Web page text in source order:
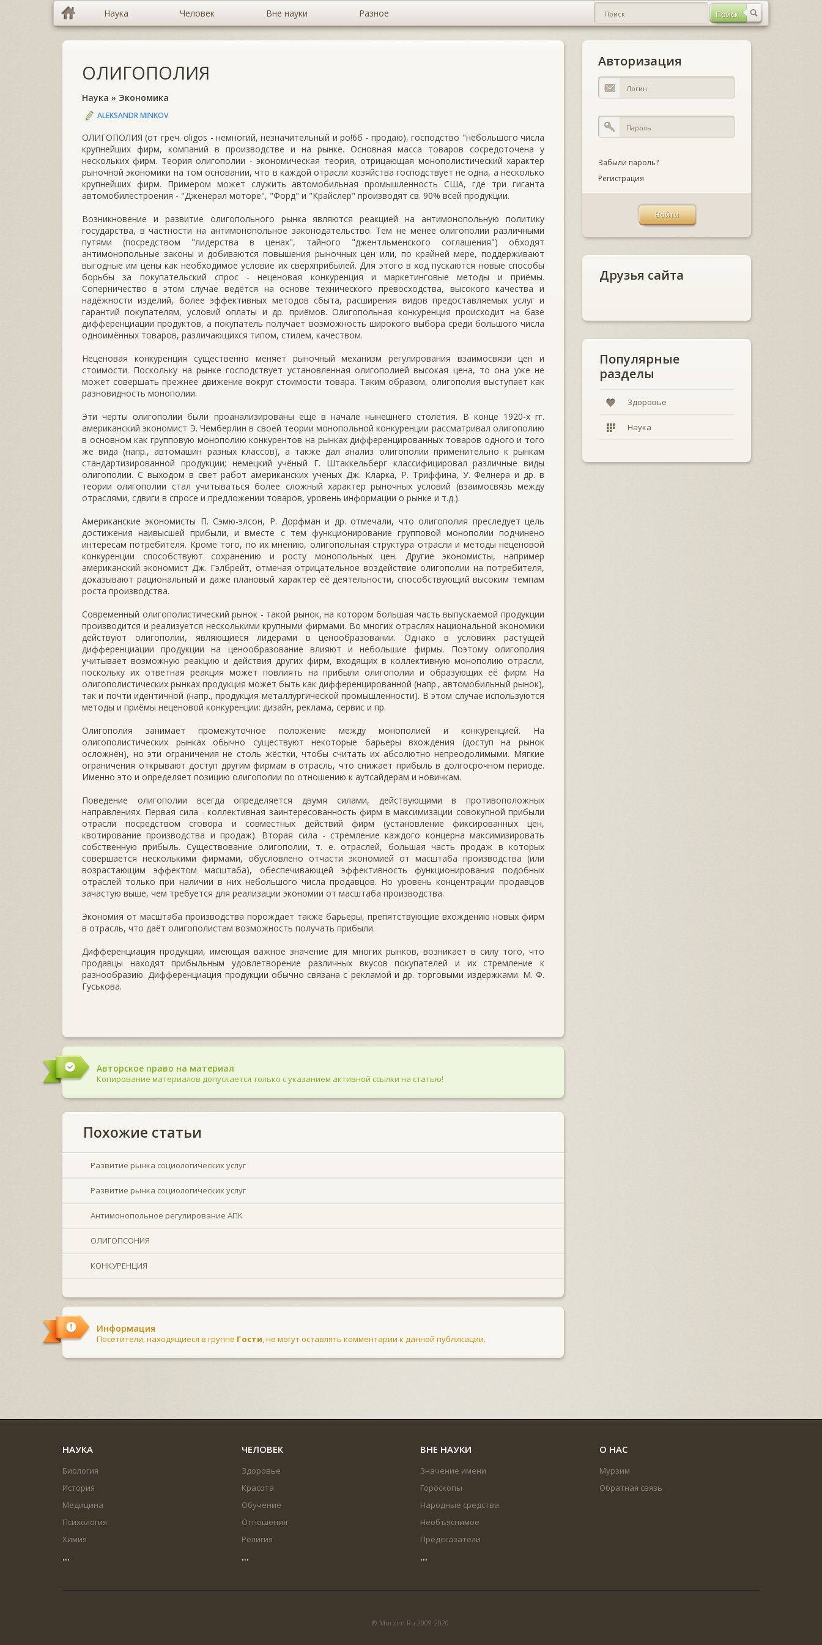
Наука Человек Вне науки Разное
ОЛИГОПОЛИЯ
Наука » Экономика
ALEKSANDR MINKOV
ОЛИГОПОЛИЯ (от греч. oligos - немногий, незначительный и ро!6б - продаю), господство "небольшого числа
крупнейших фирм, компаний в производстве и на рынке. Основная масса товаров сосредоточена у
нескольких фирм. Теория олигополии - экономическая теория, отрицающая монополистический характер
рыночной экономики на том основании, что в каждой отрасли хозяйства господствует не одна, а несколько
крупнейших фирм. Примером может служить автомобильная промышленность США, где три гиганта
автомобилестроения - "Дженерал моторе", "Форд" и "Крайслер" производят св. 90% всей продукции.
Возникновение и развитие олигопольного рынка являются реакцией на антимонопольную политику
государства, в частности на антимонопольное законодательство. Тем не менее олигополии различными
путями (посредством "лидерства в ценах", тайного "джентльменского соглашения") обходят
антимонопольные законы и добиваются повышения рыночных цен или, по крайней мере, поддерживают
выгодные им цены как необходимое условие их сверхприбылей. Для этого в ход пускаются новые способы
борьбы за покупательский спрос - неценовая конкуренция и маркетинговые методы и приёмы.
Соперничество в этом случае ведётся на основе технического превосходства, высокого качества и
надёжности изделий, более эффективных методов сбыта, расширения видов предоставляемых услуг и
гарантий покупателям, условий оплаты и др. приёмов. Олигопольная конкуренция происходит на базе
дифференциации продуктов, а покупатель получает возможность широкого выбора среди большого числа
одноимённых товаров, различающихся типом, стилем, качеством.
Неценовая конкуренция существенно меняет рыночный механизм регулирования взаимосвязи цен и
стоимости. Поскольку на рынке господствует установленная олигополией высокая цена, то она уже не
может совершать прежнее движение вокруг стоимости товара. Таким образом, олигополия выступает как
разновидность монополии.
Эти черты олигополии были проанализированы ещё в начале нынешнего столетия. В конце 1920-х гг.
американский экономист Э. Чемберлин в своей теории монопольной конкуренции рассматривал олигополию
в основном как групповую монополию конкурентов на рынках дифференцированных товаров одного и того
же вида (напр., автомашин разных классов), а также дал анализ олигополии применительно к рынкам
стандартизированной продукции; немецкий учёный Г. Штаккельберг классифицировал различные виды
олигополии. С выходом в свет работ американских учёных Дж. Кларка, Р. Триффина, У. Фелнера и др. в
теории олигополии стал учитываться более сложный характер рыночных условий (взаимосвязь между
отраслями, сдвиги в спросе и предложении товаров, уровень информации о рынке и т.д.).
Американские экономисты П. Сэмю-элсон, Р. Дорфман и др. отмечали, что олигополия преследует цель
достижения наивысшей прибыли, и вместе с тем функционирование групповой монополии подчинено
интересам потребителя. Кроме того, по их мнению, олигопольная структура отрасли и методы неценовой
конкуренции способствуют сохранению и росту монопольных цен. Другие экономисты, например
американский экономист Дж. Гэлбрейт, отмечая отрицательное воздействие олигополии на потребителя,
доказывают рациональный и даже плановый характер её деятельности, способствующий высоким темпам
роста производства.
Современный олигополистический рынок - такой рынок, на котором большая часть выпускаемой продукции
производится и реализуется несколькими крупными фирмами. Во многих отраслях национальной экономики
действуют олигополии, являющиеся лидерами в ценообразовании. Однако в условиях растущей
дифференциации продукции на ценообразование влияют и небольшие фирмы. Поэтому олигополия
учитывает возможную реакцию и действия других фирм, входящих в коллективную монополию отрасли,
поскольку их ответная реакция может повлиять на прибыли олигополии и образующих её фирм. На
олигополистических рынках продукция может быть как дифференцированной (напр., автомобильный рынок),
так и почти идентичной (напр., продукция металлургической промышленности). В этом случае используются
методы и приёмы неценовой конкуренции: дизайн, реклама, сервис и пр.
Олигополия занимает промежуточное положение между монополией и конкуренцией. На
олигополистических рынках обычно существуют некоторые барьеры вхождения (доступ на рынок
осложнён), но эти ограничения не столь жёстки, чтобы считать их абсолютно непреодолимыми. Мягкие
ограничения открывают доступ другим фирмам в отрасль, что снижает прибыль в долгосрочном периоде.
Именно это и определяет позицию олигополии по отношению к аутсайдерам и новичкам.
Поведение олигополии всегда определяется двумя силами, действующими в противоположных
направлениях. Первая сила - коллективная заинтересованность фирм в максимизации совокупной прибыли
отрасли посредством сговора и совместных действий фирм (установление фиксированных цен,
квотирование производства и продаж). Вторая сила - стремление каждого концерна максимизировать
собственную прибыль. Существование олигополии, т. е. отраслей, большая часть продаж в которых
совершается несколькими фирмами, обусловлено отчасти экономией от масштаба производства (или
возрастающим эффектом масштаба), обеспечивающей эффективность функционирования подобных
отраслей только при наличии в них небольшого числа продавцов. Но уровень концентрации продавцов
зачастую выше, чем требуется для реализации экономии от масштаба производства.
Экономия от масштаба производства порождает также барьеры, препятствующие вхождению новых фирм
в отрасль, что даёт олигополистам возможность получать прибыли.
Дифференциация продукции, имеющая важное значение для многих рынков, возникает в силу того, что
продавцы находят прибыльным удовлетворение различных вкусов покупателей и их стремление к
разнообразию. Дифференциация продукции обычно связана с рекламой и др. торговыми издержками. М. Ф.
Гуськова.
Авторское право на материал
Копирование материалов допускается только с указанием активной ссылки на статью!
Похожие статьи
Развитие рынка социологических услуг
Развитие рынка социологических услуг
Антимонопольное регулирование АПК
ОЛИГОПСОНИЯ
КОНКУРЕНЦИЯ
Информация
Посетители, находящиеся в группе Гости, не могут оставлять комментарии к данной публикации.
Авторизация
Забыли пароль?
Регистрация
Друзья сайта
Популярные
разделы
Здоровье
Наука
НАУКА
Биология
История
Медицина
Психология
Химия
...
ЧЕЛОВЕК
Здоровье
Красота
Обучение
Отношения
Религия
...
ВНЕ НАУКИ
Значение имени
Гороскопы
Народные средства
Необъяснимое
Предсказатели
...
О НАС
Мурзим
Обратная связь
© Murzim.Ru 2009-2020.